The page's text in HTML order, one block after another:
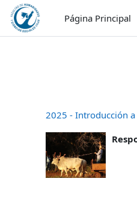
Salta al contenido principal
Página Principal
2025 - Introducción